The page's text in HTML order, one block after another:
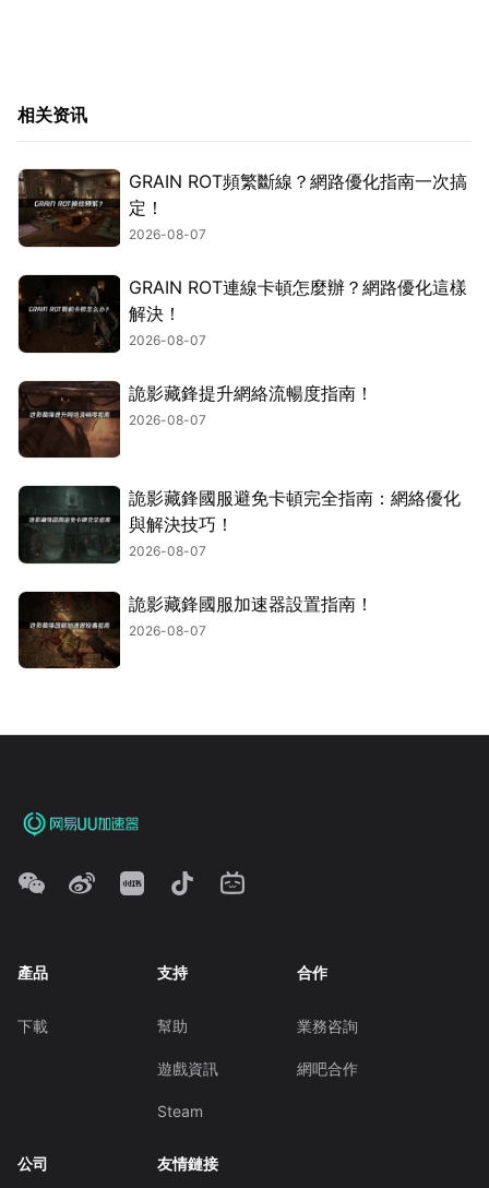
相关资讯
GRAIN ROT頻繁斷線？網路優化指南一次搞
定！
2026-08-07
GRAIN ROT連線卡頓怎麼辦？網路優化這樣
解決！
2026-08-07
詭影藏鋒提升網絡流暢度指南！
2026-08-07
詭影藏鋒國服避免卡頓完全指南：網絡優化
與解決技巧！
2026-08-07
詭影藏鋒國服加速器設置指南！
2026-08-07
產品
下載
支持
幫助
遊戲資訊
Steam
合作
業務咨詢
網吧合作
公司 友情鏈接